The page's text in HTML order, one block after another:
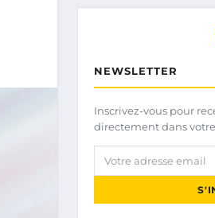
NEWSLETTER
Inscrivez-vous pour
directement dans
Votre adresse email